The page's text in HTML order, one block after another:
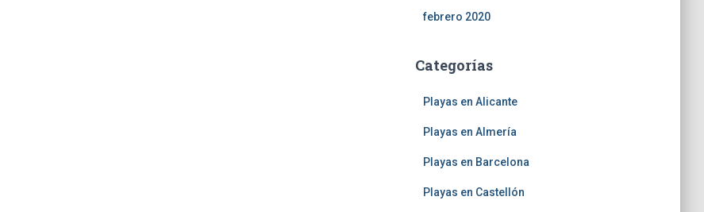
febrero 2020
Categorías
Playas en Alicante
Playas en Almería
Playas en Barcelona
Playas en Castellón